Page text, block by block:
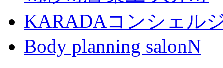
KARADAコンシェル
Body planning salonN